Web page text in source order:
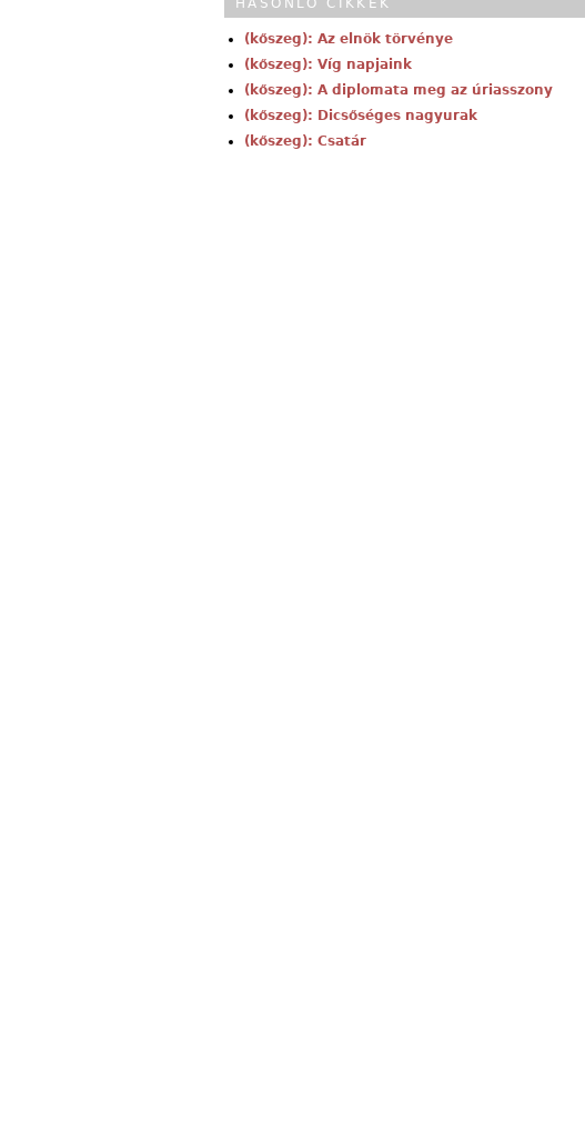
(kőszeg): Az elnök törvénye
(kőszeg): Víg napjaink
(kőszeg): A diplomata meg az úriasszony
(kőszeg): Dicsőséges nagyurak
(kőszeg): Csatár